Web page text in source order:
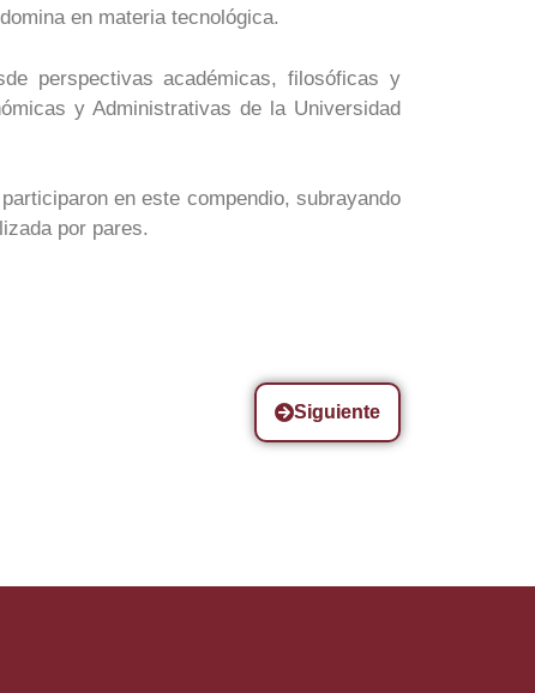
en materia tecnológica.
perspectivas académicas, filosóficas y
y Administrativas de la Universidad
en este compendio, subrayando
por pares.
Siguiente